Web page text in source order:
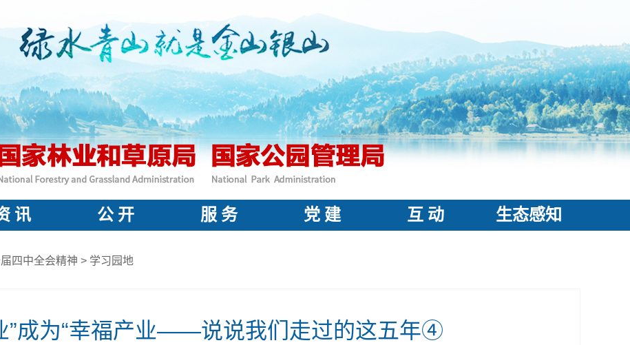
讯 公 开 服 务 党 建 互 动 生态感知
四中全会精神 > 学习园地
”成为“幸福产业——说说我们走过的这五年④